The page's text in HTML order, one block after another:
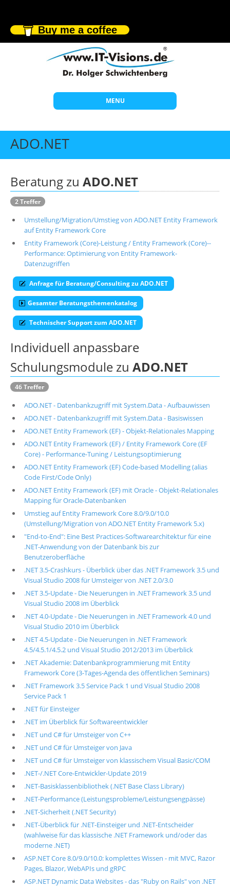
Buy me a coffee
MENU
Start
Themen
Individuelle Schulungen
Wissen
Über uns
Suche
ADO.NET
Beratung zu ADO.NET
2 Treffer
Umstellung/Migration/Umstieg von ADO.NET Entity Framework
auf Entity Framework Core
Entity Framework (Core)-Leistung / Entity Framework (Core)--
Performance: Optimierung von Entity Framework-
Datenzugriffen
Anfrage für Beratung/Consulting zu ADO.NET
Gesamter Beratungsthemenkatalog
Technischer Support zum ADO.NET
Individuell anpassbare
Schulungsmodule zu ADO.NET
46 Treffer
ADO.NET - Datenbankzugriff mit System.Data - Aufbauwissen
ADO.NET - Datenbankzugriff mit System.Data - Basiswissen
ADO.NET Entity Framework (EF) - Objekt-Relationales Mapping
ADO.NET Entity Framework (EF) / Entity Framework Core (EF
Core) - Performance-Tuning / Leistungsoptimierung
ADO.NET Entity Framework (EF) Code-based Modelling (alias
Code First/Code Only)
ADO.NET Entity Framework (EF) mit Oracle - Objekt-Relationales
Mapping für Oracle-Datenbanken
Umstieg auf Entity Framework Core 8.0/9.0/10.0
(Umstellung/Migration von ADO.NET Entity Framework 5.x)
"End-to-End": Eine Best Practices-Softwarearchitektur für eine
.NET-Anwendung von der Datenbank bis zur
Benutzeroberfläche
.NET 3.5-Crashkurs - Überblick über das .NET Framework 3.5 und
Visual Studio 2008 für Umsteiger von .NET 2.0/3.0
.NET 3.5-Update - Die Neuerungen in .NET Framework 3.5 und
Visual Studio 2008 im Überblick
.NET 4.0-Update - Die Neuerungen in .NET Framework 4.0 und
Visual Studio 2010 im Überblick
.NET 4.5-Update - Die Neuerungen in .NET Framework
4.5/4.5.1/4.5.2 und Visual Studio 2012/2013 im Überblick
.NET Akademie: Datenbankprogrammierung mit Entity
Framework Core (3-Tages-Agenda des öffentlichen Seminars)
.NET Framework 3.5 Service Pack 1 und Visual Studio 2008
Service Pack 1
.NET für Einsteiger
.NET im Überblick für Softwareentwickler
.NET und C# für Umsteiger von C++
.NET und C# für Umsteiger von Java
.NET und C# für Umsteiger von klassischem Visual Basic/COM
.NET-/.NET Core-Entwickler-Update 2019
.NET-Basisklassenbibliothek (.NET Base Class Library)
.NET-Performance (Leistungsprobleme/Leistungsengpässe)
.NET-Sicherheit (.NET Security)
.NET-Überblick für .NET-Einsteiger und .NET-Entscheider
(wahlweise für das klassische .NET Framework und/oder das
moderne .NET)
ASP.NET Core 8.0/9.0/10.0: komplettes Wissen - mit MVC, Razor
Pages, Blazor, WebAPIs und gRPC
ASP.NET Dynamic Data Websites - das "Ruby on Rails" von .NET